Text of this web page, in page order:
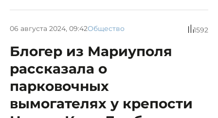
06 августа 2024, 09:42Общество 1592
Блогер из Мариуполя
рассказала о
парковочных
вымогателях у крепости